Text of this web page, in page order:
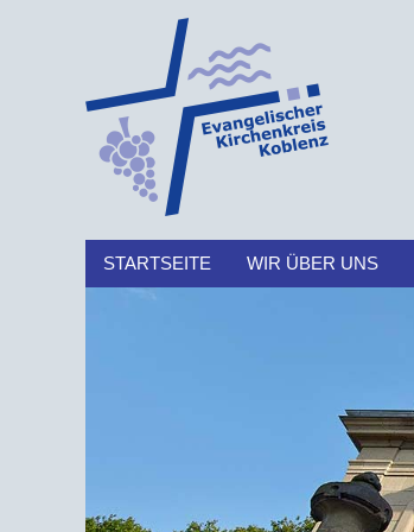
STARTSEITE WIR ÜBER UNS